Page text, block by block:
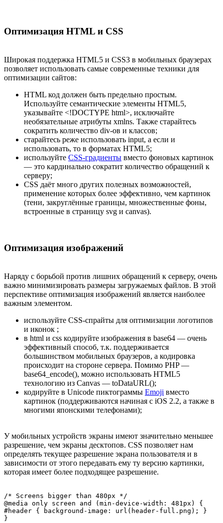
Оптимизация HTML и CSS
Широкая поддержка HTML5 и CSS3 в мобильных браузерах
позволяет использовать самые современные техники для
оптимизации сайтов:
HTML код должен быть предельно простым.
Используйте семантические элементы HTML5,
указывайте <!DOCTYPE html>, исключайте
необязательные атрибуты xmlns. Также старайтесь
сократить количество div-ов и классов;
старайтесь реже использовать input, а если и
использовать, то в форматах HTML5;
используйте CSS-градиенты вместо фоновых картинок
— это кардинально сократит количество обращений к
серверу;
CSS даёт много других полезных возможностей,
применение которых более эффективно, чем картинок
(тени, закруглённые границы, множественные фоны,
встроенные в страницу svg и canvas).
Оптимизация изображений
Наряду с борьбой против лишних обращений к серверу, очень
важно минимизировать размеры загружаемых файлов. В этой
перспективе оптимизация изображений является наиболее
важным элементом.
используйте CSS-спрайты для оптимизации логотипов
и иконок ;
в html и css кодируйте изображения в base64 — очень
эффективный способ, т.к. поддерживается
большинством мобильных браузеров, а кодировка
происходит на стороне сервера. Помимо PHP —
base64_encode(), можно использовать HTML5
технологию из Canvas — toDataURL();
кодируйте в Unicode пиктограммы Emoji вместо
картинок (поддерживаются начиная с iOS 2.2, а также в
многими японскими телефонами);
У мобильных устройств экраны имеют значительно меньшее
разрешение, чем экраны десктопов. CSS позволяет нам
определять текущее разрешение экрана пользователя и в
зависимости от этого передавать ему ту версию картинки,
которая имеет более подходящее разрешение.
/* Screens bigger than 480px */
@media only screen and (min-device-width: 481px) {
#header { background-image: url(header-full.png); }
}